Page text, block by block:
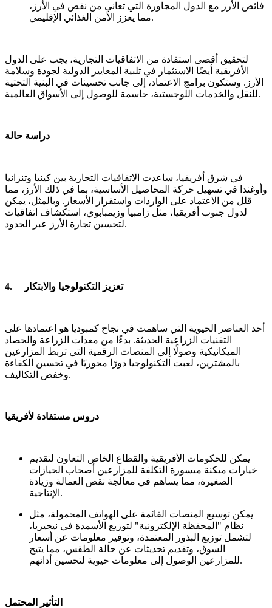
فائض الأرز مع الدول المجاورة التي تعاني من نقص في الأرز،
مما يعزز الأمن الغذائي الإقليمي.
لتحقيق أقصى استفادة من الاتفاقيات التجارية، يجب على الدول
الأفريقية أيضًا الاستثمار في تلبية المعايير الدولية لجودة وسلامة
الأرز. وستكون برامج الاعتماد، إلى جانب تحسينات في البنية التحتية
للنقل والخدمات اللوجستية، حاسمة للوصول إلى الأسواق العالمية.
دراسة حالة
في شرق أفريقيا، ساعدت الاتفاقيات التجارية بين كينيا وتنزانيا
وأوغندا في تسهيل حركة المحاصيل الأساسية، بما في ذلك الأرز، مما
قلل من الاعتماد على الواردات واستقرار الأسعار. وبالمثل، يمكن
لدول جنوب أفريقيا، مثل زامبيا وزيمبابوي، استكشاف اتفاقيات
لتحسين تجارة الأرز عبر الحدود.
4. تعزيز التكنولوجيا والابتكار
أحد العناصر الحيوية التي ساهمت في نجاح كمبوديا هو اعتمادها على
التقنيات الزراعية الحديثة. بدءًا من معدات الزراعة والحصاد
الميكانيكية وصولًا إلى المنصات الرقمية التي تربط المزارعين
بالمشترين، لعبت التكنولوجيا دورًا محوريًا في تحسين الكفاءة
وخفض التكاليف.
دروس مستفادة لأفريقيا
يمكن للحكومات الأفريقية والقطاع الخاص التعاون لتقديم
خيارات ميكنة ميسورة التكلفة للمزارعين أصحاب الحيازات
الصغيرة، مما يساهم في معالجة نقص العمالة وزيادة
الإنتاجية.
يمكن توسيع المنصات القائمة على الهواتف المحمولة، مثل
نظام "المحفظة الإلكترونية" لتوزيع الأسمدة في نيجيريا،
لتشمل توزيع البذور المعتمدة، وتوفير معلومات عن أسعار
السوق، وتقديم تحديثات عن حالة الطقس، مما يتيح
للمزارعين الوصول إلى معلومات حيوية لتحسين أدائهم.
التأثير المحتمل